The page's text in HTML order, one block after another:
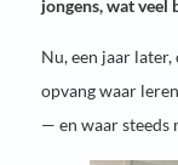
jongens, wat
Nu, een jaar
opvang waar
— en waar steeds